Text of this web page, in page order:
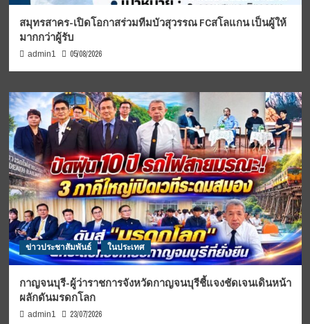
สมุทรสาคร-เปิดโอกาสร่วมทีมบัวสุวรรณ FCสโลแกน เป็นผู้ให้
มากกว่าผู้รับ
admin1 05/08/2026
ข่าวประชาสัมพันธ์ ในประเทศ
กาญจนบุรี-ผู้ว่าราชการจังหวัดกาญจนบุรีชี้แจงชัดเจนเดินหน้า
ผลักดันมรดกโลก
admin1 23/07/2026